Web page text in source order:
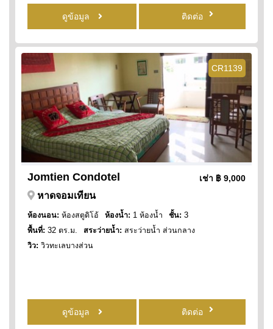
ดูข้อมูล ติดต่อ
CR1139
Jomtien Condotel เช่า ฿ 9,000
หาดจอมเทียน
ห้องนอน: ห้องสตูดิโอ้ ห้องน้ำ: 1 ห้องน้ำ ชั้น: 3
พื้นที่: 32 ตร.ม. สระว่ายน้ำ: สระว่ายน้ำ ส่วนกลาง
วิว: วิวทะเลบางส่วน
ดูข้อมูล ติดต่อ